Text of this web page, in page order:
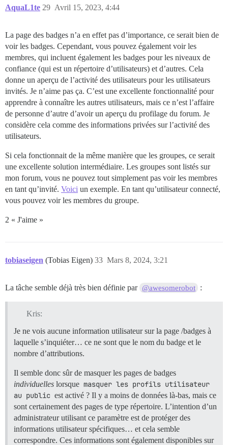
AquaL1te Avril 15, 2023, 4:44
29
La page des badges n’a en effet pas d’importance, ce serait bien de
voir les badges. Cependant, vous pouvez également voir les
membres, qui incluent également les badges pour les niveaux de
confiance (qui est un répertoire d’utilisateurs) et d’autres. Cela
donne un aperçu de l’activité des utilisateurs pour les utilisateurs
invités. Je n’aime pas ça. C’est une excellente fonctionnalité pour
apprendre à connaître les autres utilisateurs, mais ce n’est l’affaire
de personne d’autre d’avoir un aperçu du profilage du forum. Je
considère cela comme des informations privées sur l’activité des
utilisateurs.
Si cela fonctionnait de la même manière que les groupes, ce serait
une excellente solution intermédiaire. Les groupes sont listés sur
mon forum, vous ne pouvez tout simplement pas voir les membres
en tant qu’invité. Voici un exemple. En tant qu’utilisateur connecté,
vous pouvez voir les membres du groupe.
2 « J'aime »
tobiaseigen (Tobias Eigen) Mars 8, 2024, 3:21
33
La tâche semble déjà très bien définie par @awesomerobot :
Kris:
Je ne vois aucune information utilisateur sur la page /badges à
laquelle s’inquiéter… ce ne sont que le nom du badge et le
nombre d’attributions.
Il semble donc sûr de masquer les pages de badges
individuelles lorsque masquer les profils utilisateur
au public est activé ? Il y a moins de données là-bas, mais ce
sont certainement des pages de type répertoire. L’intention d’un
administrateur utilisant ce paramètre est de protéger des
informations utilisateur spécifiques… et cela semble
correspondre. Ces informations sont également disponibles sur